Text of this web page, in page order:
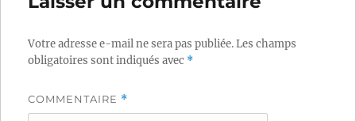
Votre adresse e-mail ne sera pas publiée.Les champs
obligatoires sont indiqués avec *
COMMENTAIRE *